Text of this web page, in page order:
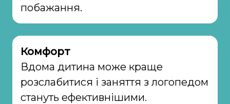
побажання.
Комфорт
Вдома дитина може краще
розслабитися і заняття з логопедом
стануть ефективнішими.